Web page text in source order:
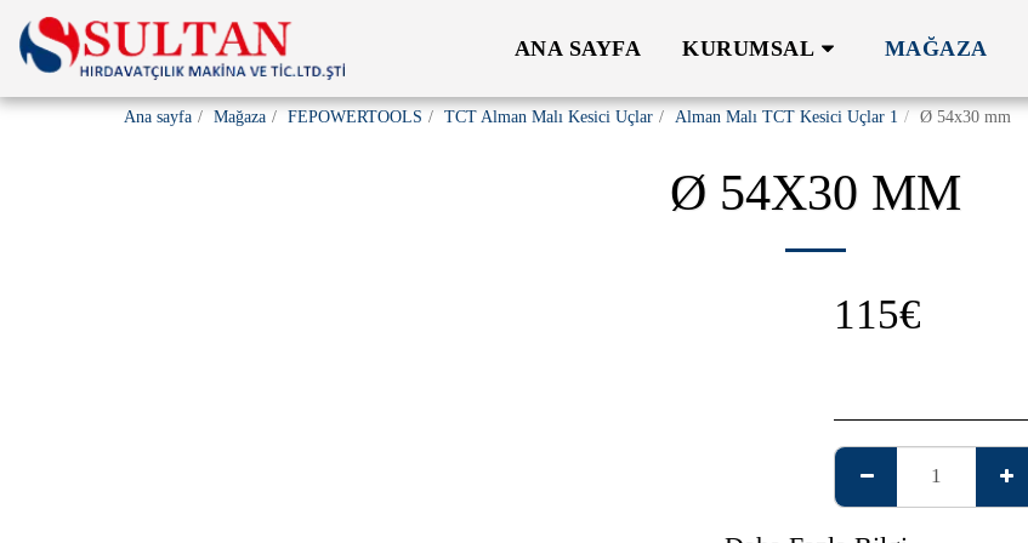
ANA SAYFA KURUMSAL MAĞAZA
Ana sayfa Mağaza FEPOWERTOOLS TCT Alman Malı Kesici Uçlar Alman Malı TCT Kesici Uçlar 1 Ø 54x30 mm
Ø 54X30 MM
115€